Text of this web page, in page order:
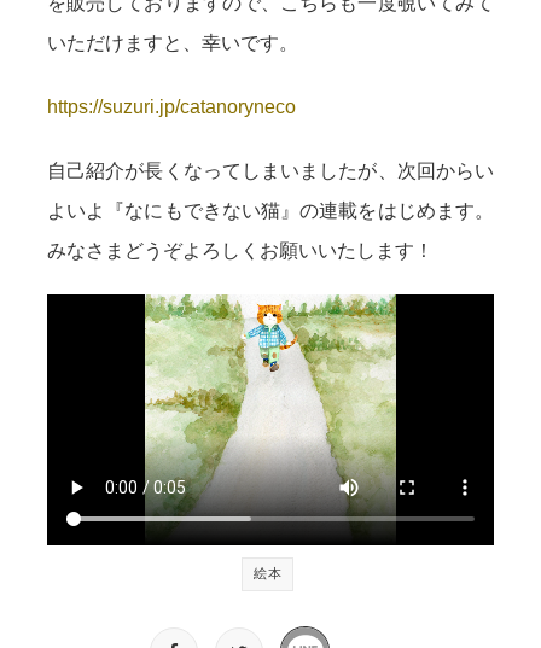
いただけますと、幸いです。
https://suzuri.jp/catanoryneco
自己紹介が長くなってしまいましたが、次回からい
よいよ『なにもできない猫』の連載をはじめます。
みなさまどうぞよろしくお願いいたします！
絵本